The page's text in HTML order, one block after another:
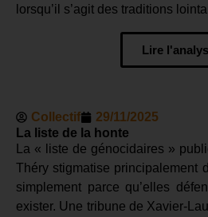
lorsqu’il s’agit des traditions
Lire
Collectif
29/11/2025
La liste de la honte
La « liste de génocidaires »
Théry stigmatise principalement
simplement parce qu’elles
exister. Une tribune de Xavier-